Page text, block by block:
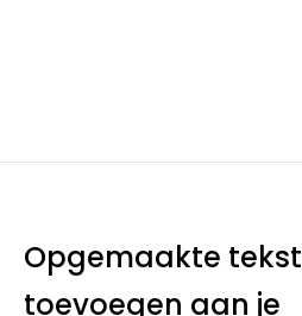
Opgemaakte tekst
toevoegen aan je